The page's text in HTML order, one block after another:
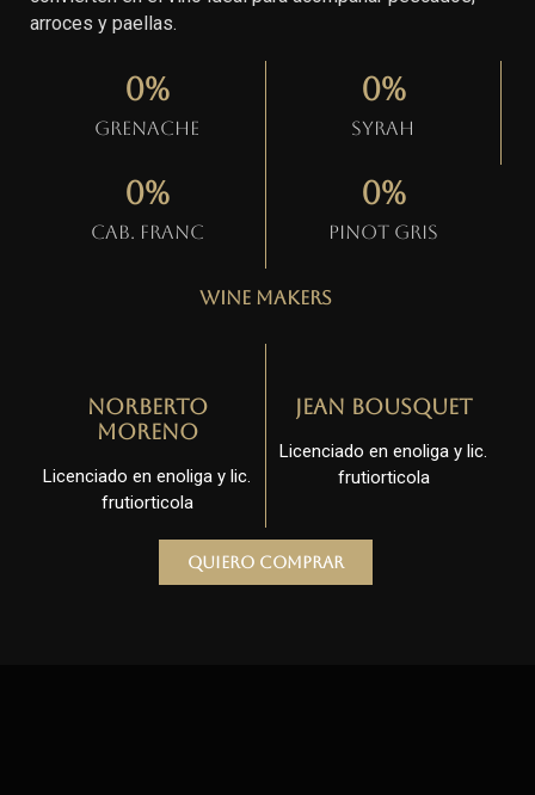
arroces y paellas.
Grenache
0%
Syrah
0%
Cab. Franc
0%
Pinot gris
0%
Wine Makers
Norberto
Moreno
Licenciado en enoliga y lic.
frutiorticola
Jean Bousquet
Licenciado en enoliga y lic.
frutiorticola
Quiero comprar